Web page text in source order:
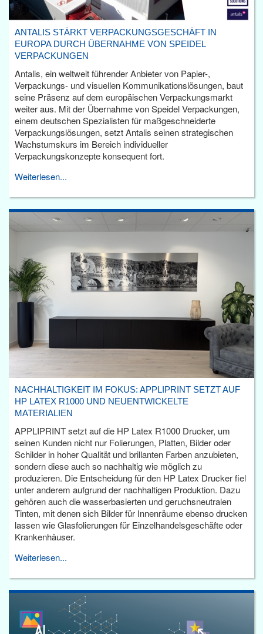
ANTALIS STÄRKT VERPACKUNGSGESCHÄFT IN
EUROPA DURCH ÜBERNAHME VON SPEIDEL
VERPACKUNGEN
Antalis, ein weltweit führender Anbieter von Papier-,
Verpackungs- und visuellen Kommunikationslösungen, baut
seine Präsenz auf dem europäischen Verpackungsmarkt
weiter aus. Mit der Übernahme von Speidel Verpackungen,
einem deutschen Spezialisten für maßgeschneiderte
Verpackungslösungen, setzt Antalis seinen strategischen
Wachstumskurs im Bereich individueller
Verpackungskonzepte konsequent fort.
Weiterlesen...
NACHHALTIGKEIT IM FOKUS: APPLIPRINT SETZT AUF
HP LATEX R1000 UND NEUENTWICKELTE
MATERIALIEN
APPLIPRINT setzt auf die HP Latex R1000 Drucker, um
seinen Kunden nicht nur Folierungen, Platten, Bilder oder
Schilder in hoher Qualität und brillanten Farben anzubieten,
sondern diese auch so nachhaltig wie möglich zu
produzieren. Die Entscheidung für den HP Latex Drucker fiel
unter anderem aufgrund der nachhaltigen Produktion. Dazu
gehören auch die wasserbasierten und geruchsneutralen
Tinten, mit denen sich Bilder für Innenräume ebenso drucken
lassen wie Glasfolierungen für Einzelhandelsgeschäfte oder
Krankenhäuser.
Weiterlesen...